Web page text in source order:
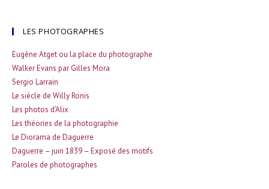
LES PHOTOGRAPHES
Eugène Atget ou la place du photographe
Walker Evans par Gilles Mora
Sergio Larrain
Le siècle de Willy Ronis
Les photos d’Alix
Les théories de la photographie
Le Diorama de Daguerre
Daguerre – juin 1839 – Exposé des motifs
Paroles de photographes